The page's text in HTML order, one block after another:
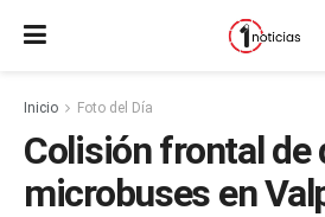
Inicio Foto del Día
Colisión frontal de
microbuses en